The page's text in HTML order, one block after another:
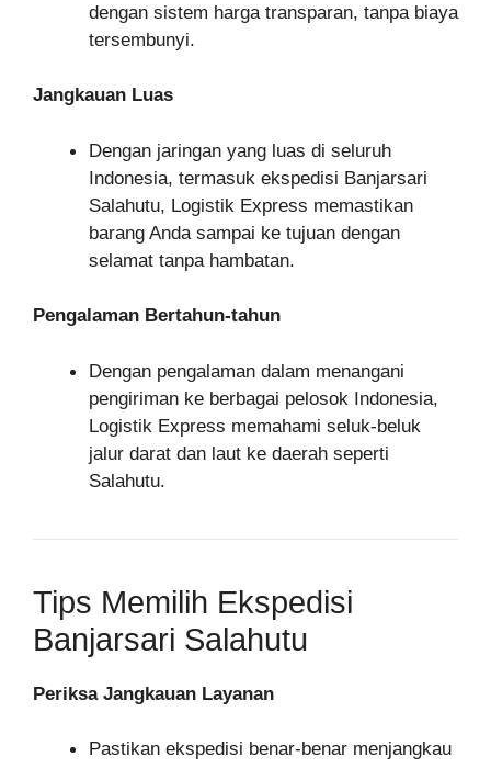
dengan sistem harga transparan, tanpa biaya
tersembunyi.
Jangkauan Luas
Dengan jaringan yang luas di seluruh
Indonesia, termasuk ekspedisi Banjarsari
Salahutu, Logistik Express memastikan
barang Anda sampai ke tujuan dengan
selamat tanpa hambatan.
Pengalaman Bertahun-tahun
Dengan pengalaman dalam menangani
pengiriman ke berbagai pelosok Indonesia,
Logistik Express memahami seluk-beluk
jalur darat dan laut ke daerah seperti
Salahutu.
Tips Memilih Ekspedisi
Banjarsari Salahutu
Periksa Jangkauan Layanan
Pastikan ekspedisi benar-benar menjangkau